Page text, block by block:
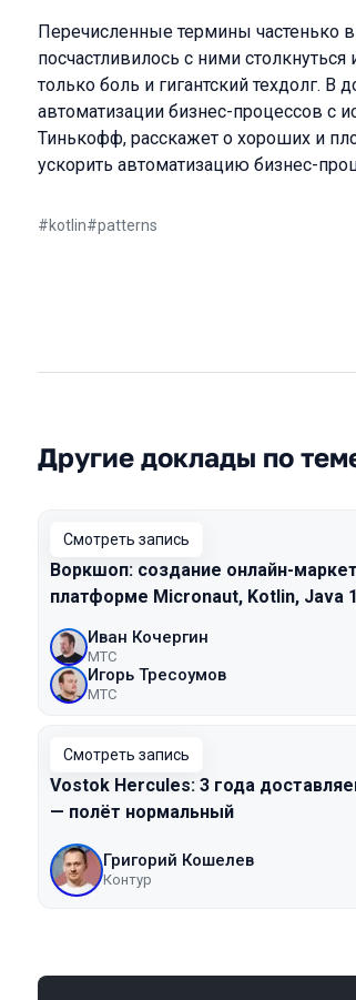
Перечисленные термины частенько
посчастливилось с ними
только боль и гигантский техдолг. В
автоматизации бизнес-процессов с
Тинькофф, расскажет о хороших и
ускорить автоматизацию бизнес-
#kotlin#patterns
Другие доклады по
Смотреть запись
Воркшоп: создание онлайн-
платформе Micronaut, Kotlin, Java
Иван Кочергин
МТС
Игорь Тресоумов
МТС
Смотреть запись
Vostok Hercules: 3 года
— полёт нормальный
Григорий Кошелев
Контур